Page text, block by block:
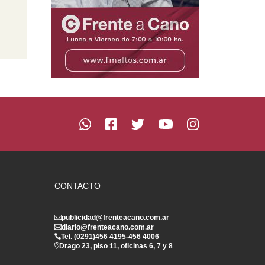
CONTACTO
publicidad@frenteacano.com.ar
diario@frenteacano.com.ar
Tel. (0291)456 4195-456 4006
Drago 23, piso 11, oficinas 6, 7 y 8